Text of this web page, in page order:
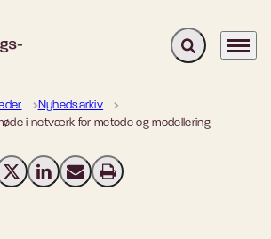
Fold søgefelt
Menu
Nyhedsarkiv
i netværk for metode og modellering
Facebook
Del på X (Twitter)
Del på LinkedIn
Send email
Print